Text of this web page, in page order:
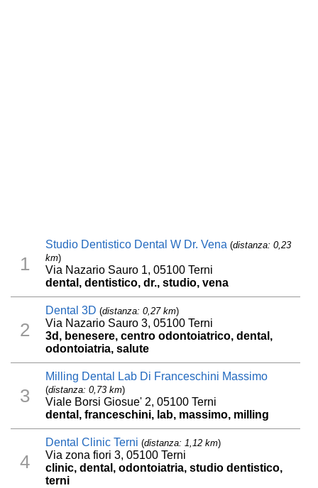
1
Studio Dentistico Dental W Dr. Vena (distanza: 0,23
km)
Via Nazario Sauro 1, 05100 Terni
dental, dentistico, dr., studio, vena
2
Dental 3D (distanza: 0,27 km)
Via Nazario Sauro 3, 05100 Terni
3d, benesere, centro odontoiatrico, dental,
odontoiatria, salute
3
Milling Dental Lab Di Franceschini Massimo
(distanza: 0,73 km)
Viale Borsi Giosue' 2, 05100 Terni
dental, franceschini, lab, massimo, milling
4
Dental Clinic Terni (distanza: 1,12 km)
Via zona fiori 3, 05100 Terni
clinic, dental, odontoiatria, studio dentistico,
terni